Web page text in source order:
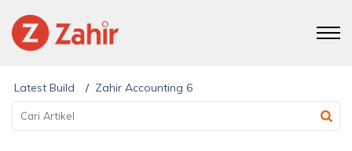
Latest Build Zahir Accounting 6